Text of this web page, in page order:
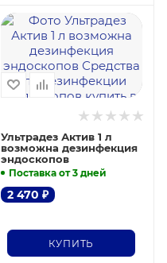
Ультрадез Актив 1 л
возможна дезинфекция
эндоскопов
Поставка от 3 дней
2 470 ₽
КУПИТЬ